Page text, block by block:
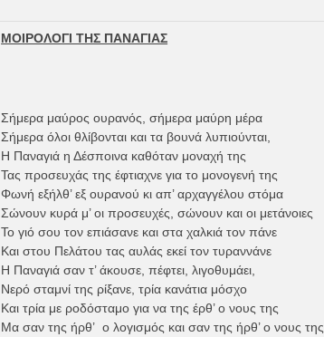
ΜΟΙΡΟΛΟΓΙ ΤΗΣ ΠΑΝΑΓΙΑΣ
Σήμερα μαύρος ουρανός, σήμερα μαύρη μέρα
Σήμερα όλοι θλίβονται και τα βουνά λυπιούνται,
Η Παναγιά η Δέσποινα καθόταν μοναχή της
Τας προσευχάς της έφτιαχνε για το μονογενή της
Φωνή εξήλθ’ εξ ουρανού κι απ’ αρχαγγέλου στόμα
Σώνουν κυρά μ’ οι προσευχές, σώνουν και οι μετάνοιες
Το γιό σου τον επιάσανε και στα χαλκιά τον πάνε
Και στου Πελάτου τας αυλάς εκεί τον τυραννάνε
Η Παναγιά σαν τ’ άκουσε, πέφτει, λιγοθυμάει,
Νερό σταμνί της ρίξανε, τρία κανάτια μόσχο
Και τρία με ροδόσταμο για να της έρθ’ ο νους της
Μα σαν της ήρθ’ ο λογισμός και σαν της ήρθ’ ο νους της